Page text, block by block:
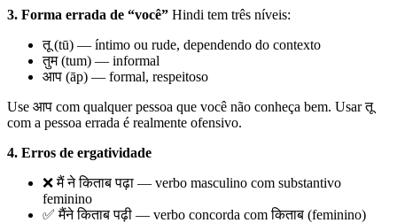
3. Forma errada de “você” Hindi tem três níveis:
तू (tū) — íntimo ou rude, dependendo do contexto
तुम (tum) — informal
आप (āp) — formal, respeitoso
Use आप com qualquer pessoa que você não conheça bem. Usar तू
com a pessoa errada é realmente ofensivo.
4. Erros de ergatividade
❌ मैं ने किताब पढ़ा — verbo masculino com substantivo
feminino
✅ मैंने किताब पढ़ी — verbo concorda com किताब (feminino)